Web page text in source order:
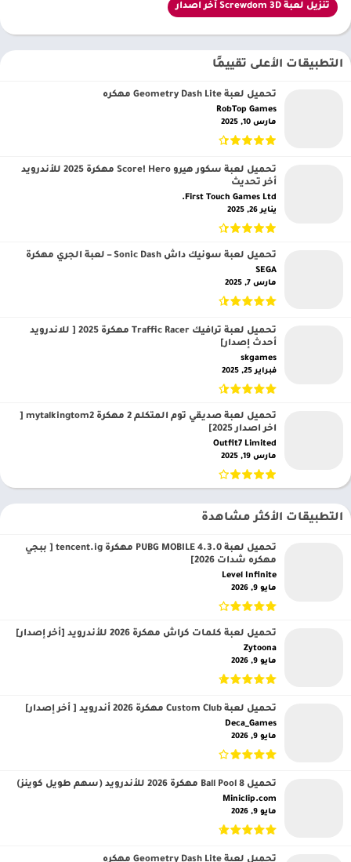
تنزيل لعبة Screwdom 3D آخر اصدار
التطبيقات الأعلى تقييمًا
تحميل لعبة Geometry Dash Lite مهكره
RobTop Games‏
مارس 10, 2025
تحميل لعبة سكور هيرو Score! Hero مهكرة 2025 للأندرويد
أخر تحديث
First Touch Games Ltd.‏
يناير 26, 2025
تحميل لعبة سونيك داش Sonic Dash – لعبة الجري مهكرة
SEGA‏
مارس 7, 2025
تحميل لعبة ترافيك Traffic Racer مهكرة 2025 [ للاندرويد
أحدث إصدار]
skgames‏
فبراير 25, 2025
تحميل لعبة صديقي توم المتكلم 2 مهكرة mytalkingtom2 [
اخر اصدار 2025]
Outfit7 Limited‏
مارس 19, 2025
التطبيقات الأكثر مشاهدة
تحميل لعبة PUBG MOBILE 4.3.0 مهكرة tencent.ig [ ببجي
مهكره شدات 2026]
Level Infinite‏
مايو 9, 2026
تحميل لعبة كلمات كراش مهكرة 2026 للأندرويد [أخر إصدار]
Zytoona‏
مايو 9, 2026
تحميل لعبة Custom Club مهكرة 2026 أندرويد [ أخر إصدار]
Deca_Games‏
مايو 9, 2026
تحميل 8 Ball Pool مهكرة 2026 للأندرويد (سهم طويل كوينز)
Miniclip.com‏
مايو 9, 2026